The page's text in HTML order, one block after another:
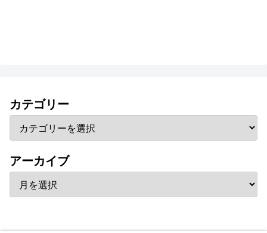
カテゴリー
アーカイブ